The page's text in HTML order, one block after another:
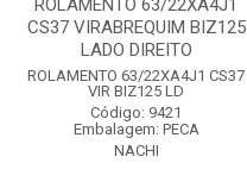
ROLAMENTO 63/22XA4J1
CS37 VIRABREQUIM BIZ125
LADO DIREITO
ROLAMENTO 63/22XA4J1 CS37
VIR BIZ125 LD
Código: 9421
Embalagem: PECA
NACHI